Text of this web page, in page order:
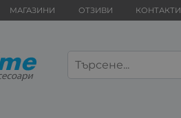
МАГАЗИНИ ОТЗИВИ КОНТАКТИ